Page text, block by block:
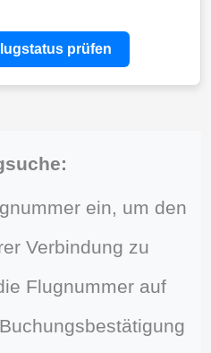
prüfen
ein, um den
Verbindung zu
Flugnummer auf